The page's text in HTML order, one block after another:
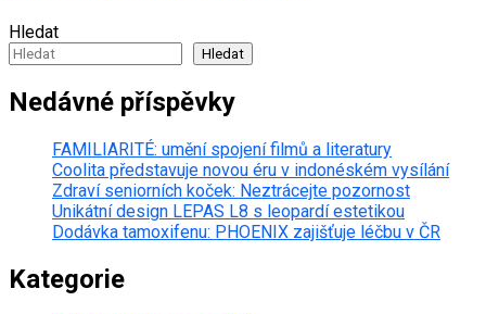
Hledat
Hledat
Nedávné příspěvky
FAMILIARITÉ: umění spojení filmů a literatury
Coolita představuje novou éru v indonéském vysílání
Zdraví seniorních koček: Neztrácejte pozornost
Unikátní design LEPAS L8 s leopardí estetikou
Dodávka tamoxifenu: PHOENIX zajišťuje léčbu v ČR
Kategorie